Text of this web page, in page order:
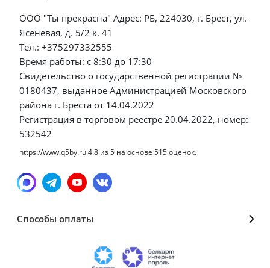
ООО "Ты прекрасна" Адрес: РБ, 224030, г. Брест, ул.
Ясеневая, д. 5/2 к. 41
Тел.: +375297332555
Время работы: с 8:30 до 17:30
Свидетельство о государственной регистрации №
0180437, выданное Администрацией Московского
района г. Бреста от 14.04.2022
Регистрация в торговом реестре 20.04.2022, номер:
532542
https://www.q5by.ru4.8 из5 на основе 515оценок.
Способы оплаты